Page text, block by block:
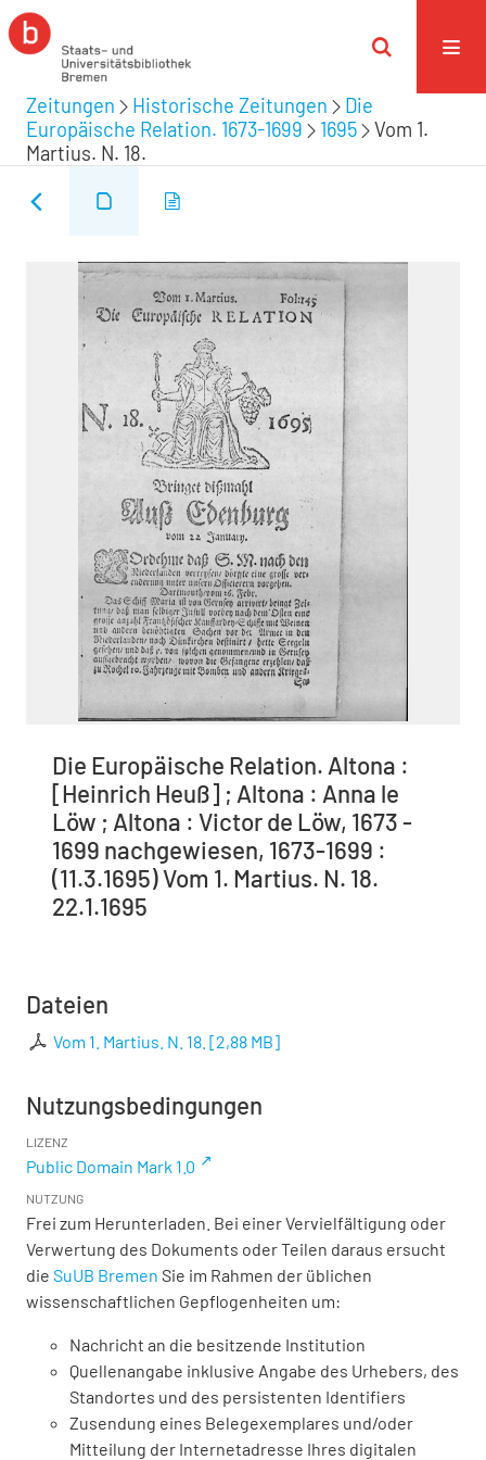
Zeitungen Historische Zeitungen
Die
Europäische Relation. 1673-1699
1695
Vom 1.
Martius. N. 18.
Die Europäische Relation. Altona :
[Heinrich Heuß] ; Altona : Anna le
Löw ; Altona : Victor de Löw, 1673 -
1699 nachgewiesen, 1673-1699 :
(11.3.1695) Vom 1. Martius. N. 18.
22.1.1695
Dateien
Vom 1. Martius. N. 18. [2,88 MB]
Nutzungsbedingungen
LIZENZ
Public Domain Mark 1.0
NUTZUNG
Frei zum Herunterladen. Bei einer Vervielfältigung oder
Verwertung des Dokuments oder Teilen daraus ersucht
die SuUB Bremen Sie im Rahmen der üblichen
wissenschaftlichen Gepflogenheiten um:
Nachricht an die besitzende Institution
Quellenangabe inklusive Angabe des Urhebers, des
Standortes und des persistenten Identifiers
Zusendung eines Belegexemplares und/oder
Mitteilung der Internetadresse Ihres digitalen